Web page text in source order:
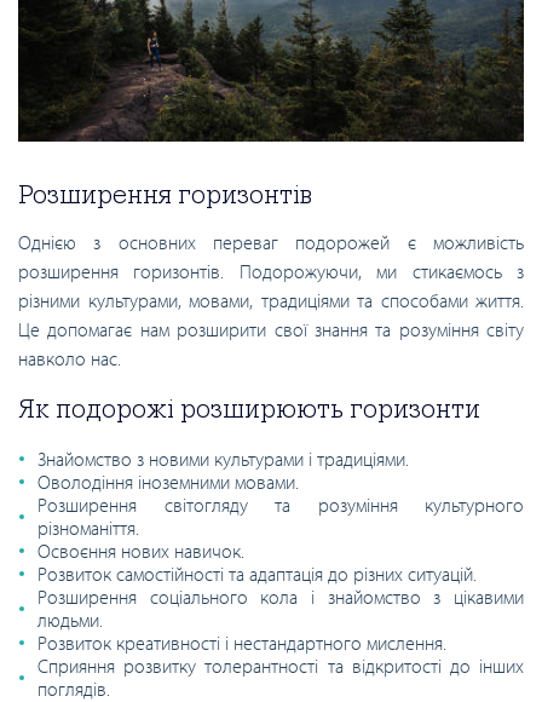
Розширення горизонтів
Однією з основних переваг подорожей є можливість
розширення горизонтів. Подорожуючи, ми стикаємось з
різними культурами, мовами, традиціями та способами життя.
Це допомагає нам розширити свої знання та розуміння світу
навколо нас.
Як подорожі розширюють горизонти
Знайомство з новими культурами і традиціями.
Оволодіння іноземними мовами.
Розширення світогляду та розуміння культурного
різноманіття.
Освоєння нових навичок.
Розвиток самостійності та адаптація до різних ситуацій.
Розширення соціального кола і знайомство з цікавими
людьми.
Розвиток креативності і нестандартного мислення.
Сприяння розвитку толерантності та відкритості до інших
поглядів.